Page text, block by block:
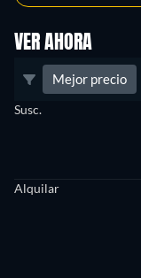
VER AHORA
Mejor precio
Susc.
Alquilar